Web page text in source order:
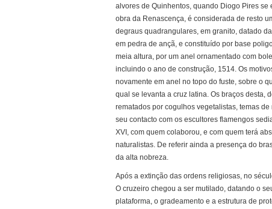
alvores de Quinhentos, quando Diogo Pires
obra da Renascença, é considerada de resto
degraus quadrangulares, em granito, datado
em pedra de ançã, e constituído por base
meia altura, por um anel ornamentado com
incluindo o ano de construção, 1514. Os
novamente em anel no topo do fuste, sobre o
qual se levanta a cruz latina. Os braços desta,
rematados por cogulhos vegetalistas, temas
seu contacto com os escultores flamengos
XVI, com quem colaborou, e com quem terá
naturalistas. De referir ainda a presença do
da alta nobreza.
Após a extinção das ordens religiosas, no
O cruzeiro chegou a ser mutilado, datando o
plataforma, o gradeamento e a estrutura de